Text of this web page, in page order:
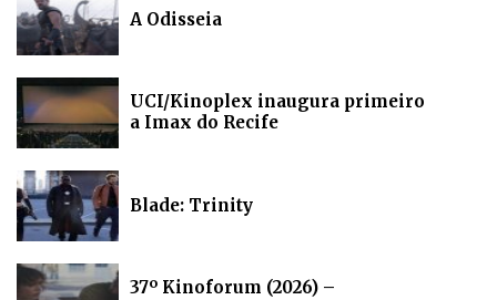
A Odisseia
UCI/Kinoplex inaugura primeiro
a Imax do Recife
Blade: Trinity
37º Kinoforum (2026) –